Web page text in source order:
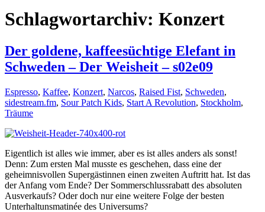
Schlagwortarchiv: Konzert
Der goldene, kaffeesüchtige Elefant in
Schweden – Der Weisheit – s02e09
Espresso, Kaffee, Konzert, Narcos, Raised Fist, Schweden,
sidestream.fm, Sour Patch Kids, Start A Revolution, Stockholm,
Träume
Eigentlich ist alles wie immer, aber es ist alles anders als sonst!
Denn: Zum ersten Mal musste es geschehen, dass eine der
geheimnisvollen Supergästinnen einen zweiten Auftritt hat. Ist das
der Anfang vom Ende? Der Sommerschlussrabatt des absoluten
Ausverkaufs? Oder doch nur eine weitere Folge der besten
Unterhaltunsmatinée des Universums?